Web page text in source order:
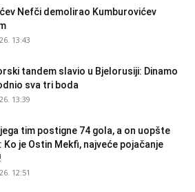
Nefči demolirao Kumburovićev
13:43
tandem slavio u Bjelorusiji: Dinamo
sva tri boda
13:39
tim postigne 74 gola, a on uopšte
Ko je Ostin Mekfi, najveće pojačanje
12:51